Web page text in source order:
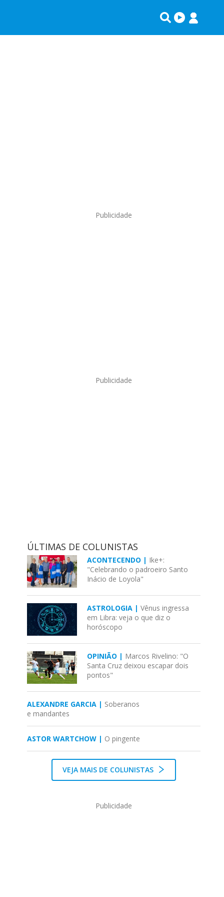
Publicidade
Publicidade
ÚLTIMAS DE COLUNISTAS
ACONTECENDO | Ike+:
"Celebrando o padroeiro Santo
Inácio de Loyola"
ASTROLOGIA |Vênus ingressa
em Libra: veja o que diz o
horóscopo
OPINIÃO | Marcos Rivelino: "O
Santa Cruz deixou escapar dois
pontos"
ALEXANDRE GARCIA | Soberanos
e mandantes
ASTOR WARTCHOW | O pingente
VEJA MAIS DE COLUNISTAS
Publicidade